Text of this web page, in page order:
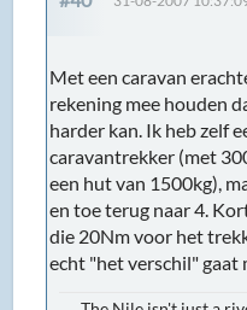
Met een caravan
rekening mee houden
harder kan. Ik heb zelf
caravantrekker (met
een hut van 1500kg),
en toe terug naar 4.
die 20Nm voor het
echt "het verschil" gaat